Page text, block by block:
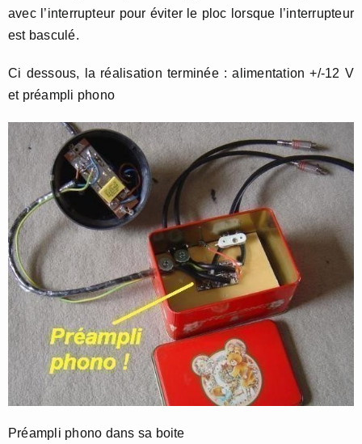
avec l’interrupteur pour éviter le ploc lorsque l’interrupteur
est basculé.
Ci dessous, la réalisation terminée : alimentation +/-12 V
et préampli phono
Préampli phono dans sa boite